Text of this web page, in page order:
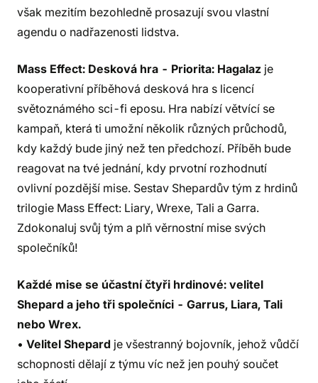
však mezitím bezohledně prosazují svou vlastní
agendu o nadřazenosti lidstva.
Mass Effect: Desková hra - Priorita: Hagalaz je
kooperativní příběhová desková hra s licencí
světoznámého sci-fi eposu. Hra nabízí větvící se
kampaň, která ti umožní několik různých průchodů,
kdy každý bude jiný než ten předchozí. Příběh bude
reagovat na tvé jednání, kdy prvotní rozhodnutí
ovlivní pozdější mise. Sestav Shepardův tým z hrdinů
trilogie Mass Effect: Liary, Wrexe, Tali a Garra.
Zdokonaluj svůj tým a plň věrnostní mise svých
společníků!
Každé mise se účastní čtyři hrdinové: velitel
Shepard a jeho tři společníci - Garrus, Liara, Tali
nebo Wrex.
• Velitel Shepard je všestranný bojovník, jehož vůdčí
schopnosti dělají z týmu víc než jen pouhý součet